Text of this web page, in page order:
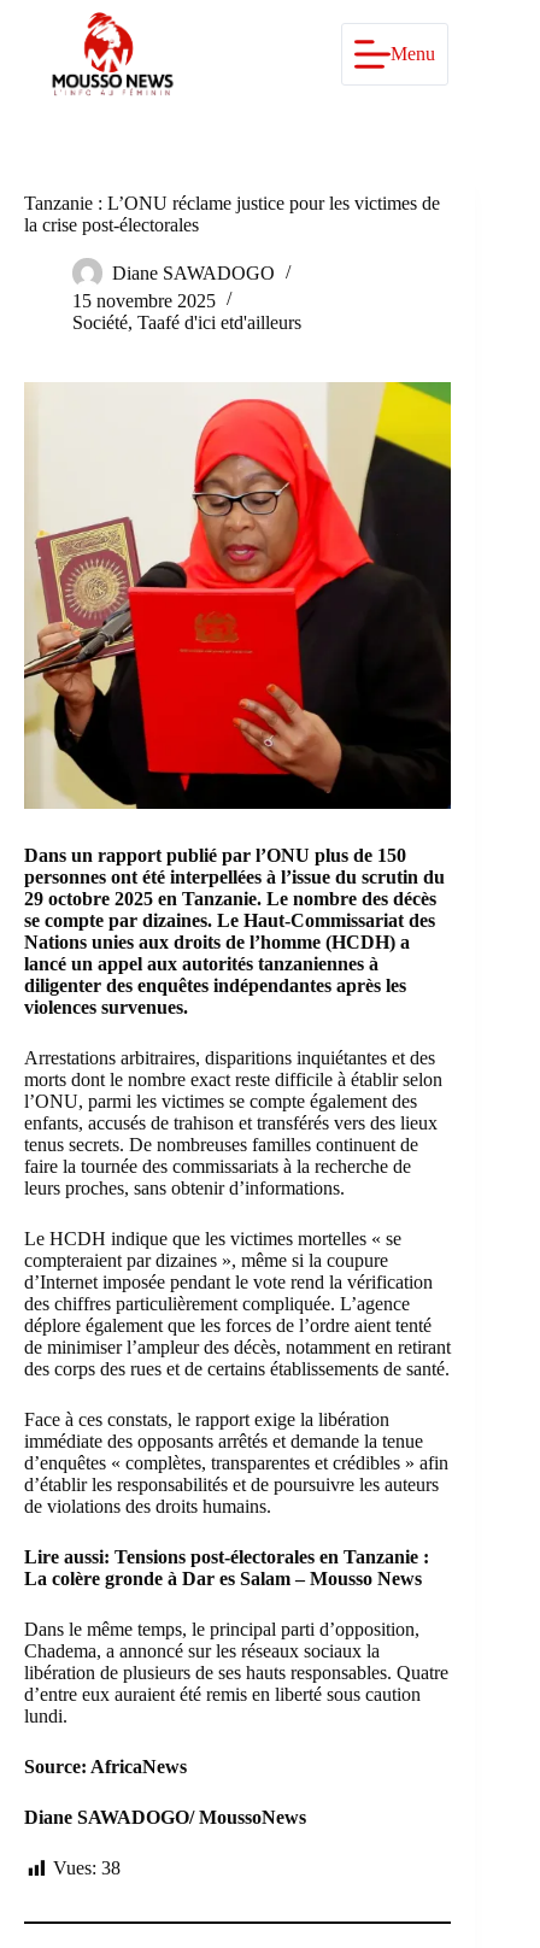
Menu
Tanzanie : L’ONU réclame justice pour les victimes de
la crise post-électorales
Diane SAWADOGO
15 novembre 2025
Société, Taafé d'ici etd'ailleurs
Dans un rapport publié par l’ONU plus de 150
personnes ont été interpellées à l’issue du scrutin du
29 octobre 2025 en Tanzanie. Le nombre des décès
se compte par dizaines. Le Haut-Commissariat des
Nations unies aux droits de l’homme (HCDH) a
lancé un appel aux autorités tanzaniennes à
diligenter des enquêtes indépendantes après les
violences survenues.
Arrestations arbitraires, disparitions inquiétantes et des
morts dont le nombre exact reste difficile à établir selon
l’ONU, parmi les victimes se compte également des
enfants, accusés de trahison et transférés vers des lieux
tenus secrets. De nombreuses familles continuent de
faire la tournée des commissariats à la recherche de
leurs proches, sans obtenir d’informations.
Le HCDH indique que les victimes mortelles « se
compteraient par dizaines », même si la coupure
d’Internet imposée pendant le vote rend la vérification
des chiffres particulièrement compliquée. L’agence
déplore également que les forces de l’ordre aient tenté
de minimiser l’ampleur des décès, notamment en retirant
des corps des rues et de certains établissements de santé.
Face à ces constats, le rapport exige la libération
immédiate des opposants arrêtés et demande la tenue
d’enquêtes « complètes, transparentes et crédibles » afin
d’établir les responsabilités et de poursuivre les auteurs
de violations des droits humains.
Lire aussi: Tensions post-électorales en Tanzanie :
La colère gronde à Dar es Salam – Mousso News
Dans le même temps, le principal parti d’opposition,
Chadema, a annoncé sur les réseaux sociaux la
libération de plusieurs de ses hauts responsables. Quatre
d’entre eux auraient été remis en liberté sous caution
lundi.
Source: AfricaNews
Diane SAWADOGO/ MoussoNews
Vues: 38